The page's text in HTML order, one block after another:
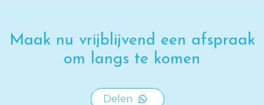
Maak nu vrijblijvend een afspraak
om langs te komen
Delen